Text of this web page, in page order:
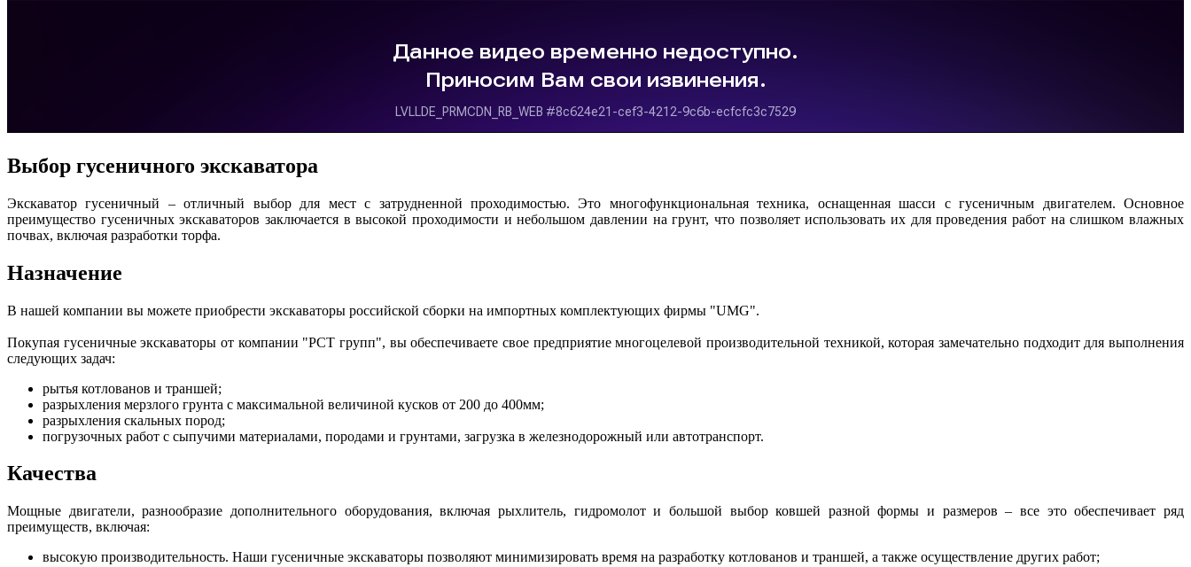
Выбор гусеничного экскаватора
Экскаватор гусеничный – отличный выбор для мест с затрудненной проходимостью. Это многофункциональная техника, оснащенная шасси с гусеничным двигателем. Основное
преимущество гусеничных экскаваторов заключается в высокой проходимости и небольшом давлении на грунт, что позволяет использовать их для проведения работ на слишком влажных
почвах, включая разработки торфа.
Назначение
В нашей компании вы можете приобрести экскаваторы российской сборки на импортных комплектующих фирмы "UMG".
Покупая гусеничные экскаваторы от компании "РСТ групп", вы обеспечиваете свое предприятие многоцелевой производительной техникой, которая замечательно подходит для выполнения
следующих задач:
рытья котлованов и траншей;
разрыхления мерзлого грунта с максимальной величиной кусков от 200 до 400мм;
разрыхления скальных пород;
погрузочных работ с сыпучими материалами, породами и грунтами, загрузка в железнодорожный или автотранспорт.
Качества
Мощные двигатели, разнообразие дополнительного оборудования, включая рыхлитель, гидромолот и большой выбор ковшей разной формы и размеров – все это обеспечивает ряд
преимуществ, включая:
высокую производительность. Наши гусеничные экскаваторы позволяют минимизировать время на разработку котлованов и траншей, а также осуществление других работ;